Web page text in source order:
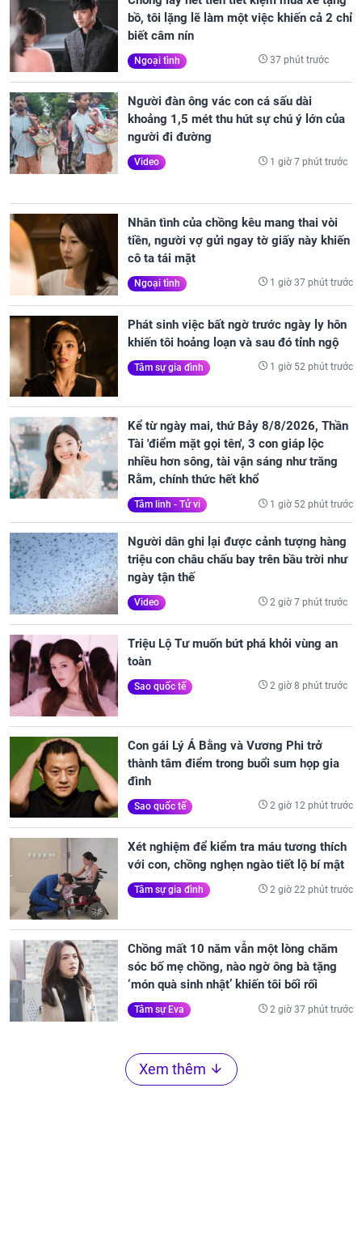
bồ, tôi lặng lẽ làm một việc khiến cả 2 chỉ
biết câm nín
Ngoại tình 37 phút trước
Người đàn ông vác con cá sấu dài
khoảng 1,5 mét thu hút sự chú ý lớn của
người đi đường
Video 1 giờ 7 phút trước
Nhân tình của chồng kêu mang thai vòi
tiền, người vợ gửi ngay tờ giấy này khiến
cô ta tái mặt
Ngoại tình 1 giờ 37 phút trước
Phát sinh việc bất ngờ trước ngày ly hôn
khiến tôi hoảng loạn và sau đó tỉnh ngộ
Tâm sự gia đình 1 giờ 52 phút trước
Kể từ ngày mai, thứ Bảy 8/8/2026, Thần
Tài 'điểm mặt gọi tên', 3 con giáp lộc
nhiều hơn sông, tài vận sáng như trăng
Rằm, chính thức hết khổ
Tâm linh - Tử vi 1 giờ 52 phút trước
Người dân ghi lại được cảnh tượng hàng
triệu con châu chấu bay trên bầu trời như
ngày tận thế
Video 2 giờ 7 phút trước
Triệu Lộ Tư muốn bứt phá khỏi vùng an
toàn
Sao quốc tế 2 giờ 8 phút trước
Con gái Lý Á Bằng và Vương Phi trở
thành tâm điểm trong buổi sum họp gia
đình
Sao quốc tế 2 giờ 12 phút trước
Xét nghiệm để kiểm tra máu tương thích
với con, chồng nghẹn ngào tiết lộ bí mật
Tâm sự gia đình 2 giờ 22 phút trước
Chồng mất 10 năm vẫn một lòng chăm
sóc bố mẹ chồng, nào ngờ ông bà tặng
‘món quà sinh nhật’ khiến tôi bối rối
Tâm sự Eva 2 giờ 37 phút trước
Xem thêm